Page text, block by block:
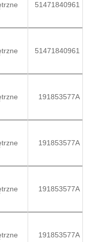
51471840961
51471840961
191853577A
191853577A
191853577A
191853577A